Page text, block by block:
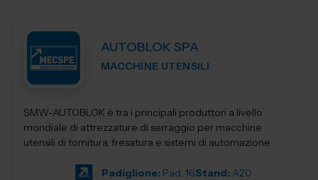
AUTOBLOK SPA
MACCHINE UTENSILI
SMW‑AUTOBLOK è tra i principali produttori a livello
mondiale di attrezzature di serraggio per macchine
utensili di tornitura, fresatura e sistemi di automazione
Padiglione: Pad. 16Stand: A20